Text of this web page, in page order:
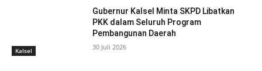
Kalsel
Gubernur Kalsel Minta SKPD Libatkan
PKK dalam Seluruh Program
Pembangunan Daerah
30 Juli 2026